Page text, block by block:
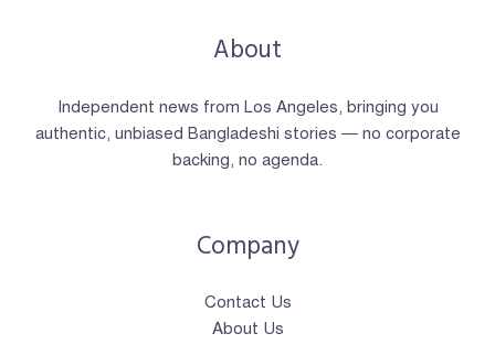
About
Independent news from Los Angeles, bringing you
authentic, unbiased Bangladeshi stories — no corporate
backing, no agenda.
Company
Contact Us
About Us